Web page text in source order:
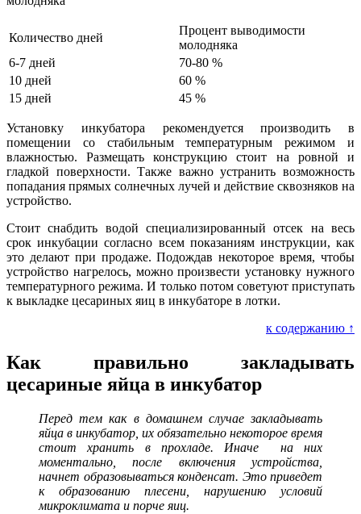
Количество дней
Процент выводимости
молодняка
6-7 дней
70-80 %
10 дней
60 %
15 дней
45 %
Установку инкубатора рекомендуется производить в
помещении со стабильным температурным режимом и
влажностью. Размещать конструкцию стоит на ровной и
гладкой поверхности. Также важно устранить возможность
попадания прямых солнечных лучей и действие сквозняков на
устройство.
Стоит снабдить водой специализированный отсек на весь
срок инкубации согласно всем показаниям инструкции, как
это делают при продаже. Подождав некоторое время, чтобы
устройство нагрелось, можно произвести установку нужного
температурного режима. И только потом советуют приступать
к выкладке цесариных яиц в инкубаторе в лотки.
к содержанию ↑
Как правильно закладывать
цесариные яйца в инкубатор
Перед тем как в домашнем случае закладывать
яйца в инкубатор, их обязательно некоторое время
стоит хранить в прохладе. Иначе на них
моментально, после включения устройства,
начнет образовываться конденсат. Это приведет
к образованию плесени, нарушению условий
микроклимата и порче яиц.